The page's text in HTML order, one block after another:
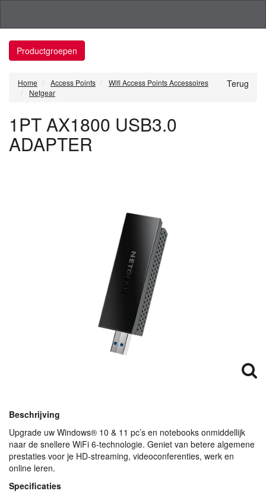
Productgroepen
Terug
Home Access Points
Wifi Access Points Accessoires
Netgear
1PT AX1800 USB3.0
ADAPTER
Beschrijving
Upgrade uw Windows® 10 & 11 pc’s en notebooks onmiddellijk
naar de snellere WiFi 6-technologie. Geniet van betere algemene
prestaties voor je HD-streaming, videoconferenties, werk en
online leren.
Specificaties